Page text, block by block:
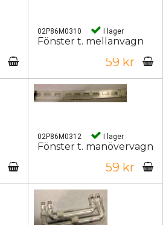
02P86M0310 I lager
Fönster t. mellanvagn
59 kr
02P86M0312 I lager
Fönster t. manövervagn
59 kr